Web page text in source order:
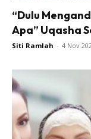
“Dulu
Apa” Uqasha
Siti Ramlah - 4 Nov